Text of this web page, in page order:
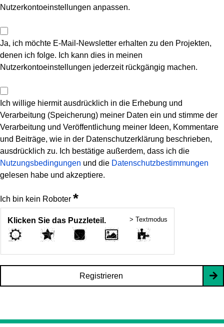
Nutzerkontoeinstellungen anpassen.
Ja, ich möchte E-Mail-Newsletter erhalten zu den Projekten,
denen ich folge. Ich kann dies in meinen
Nutzerkontoeinstellungen jederzeit rückgängig machen.
Ich willige hiermit ausdrücklich in die Erhebung und
Verarbeitung (Speicherung) meiner Daten ein und stimme der
Verarbeitung und Veröffentlichung meiner Ideen, Kommentare
und Beiträge, wie in der Datenschutzerklärung beschrieben,
ausdrücklich zu. Ich bestätige außerdem, dass ich die
Nutzungsbedingungen und die Datenschutzbestimmungen
gelesen habe und akzeptiere.
Ich bin kein Roboter *
Klicken Sie das Puzzleteil. > Textmodus
Registrieren